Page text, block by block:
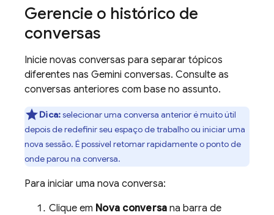
Gerencie o histórico de
conversas
Inicie novas conversas para separar tópicos
diferentes nas Gemini conversas. Consulte as
conversas anteriores com base no assunto.
Dica:selecionar uma conversa anterior é muito útil
depois de redefinir seu espaço de trabalho ou iniciar uma
nova sessão. É possível retomar rapidamente o ponto de
onde parou na conversa.
Para iniciar uma nova conversa:
Clique em Nova conversa na barra de